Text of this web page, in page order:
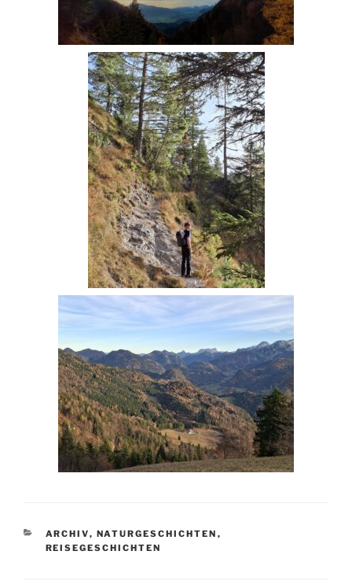
KATEGORIEN
ARCHIV, NATURGESCHICHTEN ,
REISEGESCHICHTEN